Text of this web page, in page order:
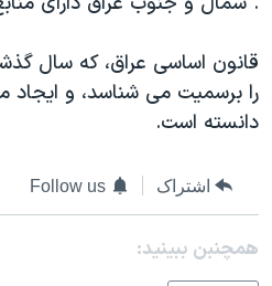
تریبونال مردمی آبان ۹۸
دادگاه حمید نوری
قانون شفافیت دارائی کادر رهبری
قانون اساسی عراق، که سال
را برسميت می شناسد، و ايجاد
دانسته است.
اشتراک Follow us
همچنبن ببینید: